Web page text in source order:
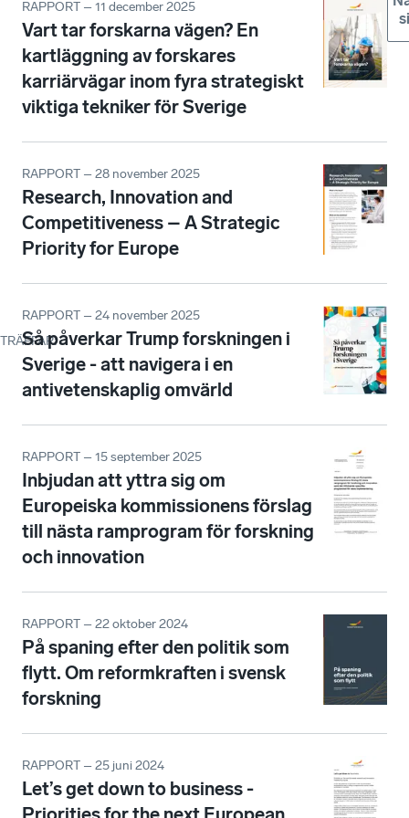
TRÄFFAR:
RAPPORT – 11 december 2025
Vart tar forskarna vägen? En
kartläggning av forskares
karriärvägar inom fyra strategiskt
viktiga tekniker för Sverige
RAPPORT – 28 november 2025
Research, Innovation and
Competitiveness – A Strategic
Priority for Europe
RAPPORT – 24 november 2025
Så påverkar Trump forskningen i
Sverige - att navigera i en
antivetenskaplig omvärld
RAPPORT – 15 september 2025
Inbjudan att yttra sig om
Europeiska kommissionens förslag
till nästa ramprogram för forskning
och innovation
RAPPORT – 22 oktober 2024
På spaning efter den politik som
flytt. Om reformkraften i svensk
forskning
RAPPORT – 25 juni 2024
Let’s get down to business -